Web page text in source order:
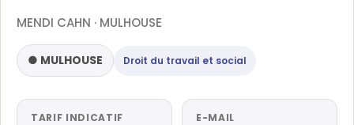
MENDI CAHN · MULHOUSE
● MULHOUSE Droit du travail et social
TARIF INDICATIF E-MAIL